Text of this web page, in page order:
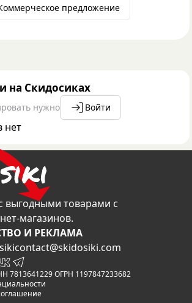
предложение
на Скидосиках
нужно Войти
нет
выгодными товарами с
магазинов.
И РЕКЛАМА
contact@skidosiki.com
7813641229 ОГРН 1197847233682